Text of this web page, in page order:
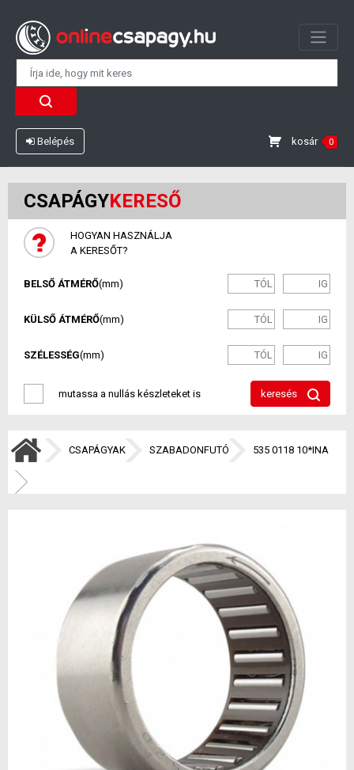
Belépés kosár 0
CSAPÁGYKERESŐ
HOGYAN HASZNÁLJA
A KERESŐT?
BELSŐ ÁTMÉRŐ(mm)
KÜLSŐ ÁTMÉRŐ(mm)
SZÉLESSÉG(mm)
mutassa a nullás készleteket is keresés
CSAPÁGYAK SZABADONFUTÓ 535 0118 10*INA